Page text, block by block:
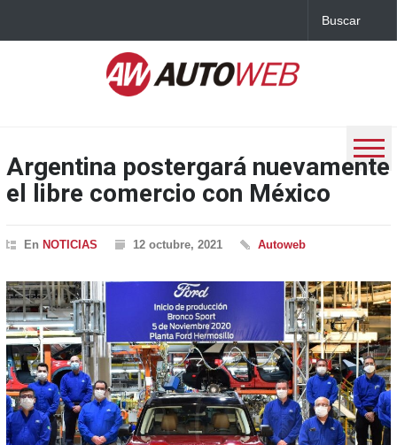
Argentina postergará nuevamente
el libre comercio con México
En NOTICIAS 12 octubre, 2021 Autoweb